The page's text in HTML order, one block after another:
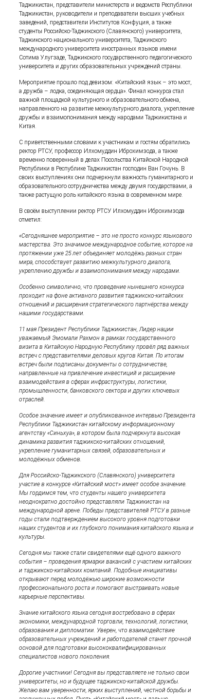
Таджикистан, представители министерств и ведомств Республики
Таджикистан, руководители и преподаватели высших учебных
заведений, представители Институтов Конфуция, а также
студенты Российско-Таджикского (Славянского) университета,
Таджикского национального университета, Таджикского
международного университета иностранных языков имени
Сотима Улугзаде, Таджикского государственного педагогического
университета и других образовательных учреждений страны.
Мероприятие прошло под девизом: «Китайский язык – это мост,
а дружба – лодка, соединяющая сердца». Финал конкурса стал
важной площадкой культурного и образовательного обмена,
направленного на развитие межкультурного диалога, укрепление
дружбы и взаимопонимания между народами Таджикистана и
Китая.
С приветственными словами к участникам и гостям обратились
ректор РТСУ, профессор Илхомуддин Иброхимзода, а также
временно поверенный в делах Посольства Китайской Народной
Республики в Республике Таджикистан господин Ван Гочунь. В
своих выступлениях они подчеркнули важность гуманитарного и
образовательного сотрудничества между двумя государствами, а
также растущую роль китайского языка в современном мире.
В своём выступлении ректор РТСУ Илхомуддин Иброхимзода
отметил:
«Сегодняшнее мероприятие – это не просто конкурс языкового
мастерства. Это значимое международное событие, которое на
протяжении уже 25 лет объединяет молодёжь разных стран
мира, способствует развитию межкультурного диалога,
укреплению дружбы и взаимопонимания между народами.
Особенно символично, что проведение нынешнего конкурса
проходит на фоне активного развития таджикско-китайских
отношений и расширения стратегического партнёрства между
нашими государствами.
11 мая Президент Республики Таджикистан, Лидер нации
уважаемый Эмомали Рахмон в рамках государственного
визита в Китайскую Народную Республику провёл ряд важных
встреч с представителями деловых кругов Китая. По итогам
встреч были подписаны документы о сотрудничестве,
направленные на привлечение инвестиций и расширение
взаимодействия в сферах инфраструктуры, логистики,
промышленности, банковского сектора и других ключевых
отраслей.
Особое значение имеет и опубликованное интервью Президента
Республики Таджикистан китайскому информационному
агентству «Синьхуа», в котором была подчеркнута высокая
динамика развития таджикско-китайских отношений,
укрепление гуманитарных связей, образовательных и
молодёжных обменов.
Для Российско-Таджикского (Славянского) университета
участие в конкурсе «Китайский мост» имеет особое значение.
Мы гордимся тем, что студенты нашего университета
неоднократно достойно представляли Таджикистан на
международной арене. Победы представителей РТСУ в разные
годы стали подтверждением высокого уровня подготовки
наших студентов и их глубокого понимания китайского языка и
культуры.
Сегодня мы также стали свидетелями ещё одного важного
события – проведения ярмарки вакансий с участием китайских
и таджикско-китайских компаний. Подобные инициативы
открывают перед молодёжью широкие возможности
профессионального роста и помогают выстраивать новые
карьерные перспективы.
Знание китайского языка сегодня востребовано в сферах
экономики, международной торговли, технологий, логистики,
образования и дипломатии. Уверен, что взаимодействие
образовательных учреждений и работодателей станет прочной
основой для подготовки высококвалифицированных
специалистов нового поколения.
Дорогие участники! Сегодня вы представляете не только свои
университеты, но и будущее таджикско-китайской дружбы.
Желаю вам уверенности, ярких выступлений, честной борьбы и